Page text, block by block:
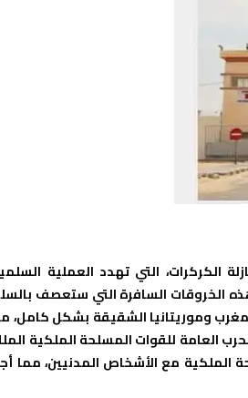
الكركرات، التي تهدد العملية
هذه الخروقات السافرة التي ستعصف
وموريتانيا الشقيقة بشكل كامل،
العامة للقوات المسلحة الملكية
مع الأشخاص المدنيين، مما